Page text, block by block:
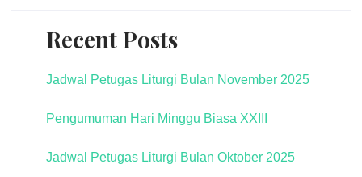
Recent Posts
Jadwal Petugas Liturgi Bulan November 2025
Pengumuman Hari Minggu Biasa XXIII
Jadwal Petugas Liturgi Bulan Oktober 2025